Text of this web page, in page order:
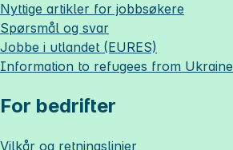
Nyttige artikler for jobbsøkere
Spørsmål og svar
Jobbe i utlandet (EURES)
Information to refugees from Ukraine
For bedrifter
Vilkår og retningslinjer